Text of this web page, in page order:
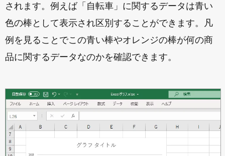
されます。例えば「自転車」に関するデータは青い
色の棒として表示され区別することができます。凡
例を見ることでこの青い棒やオレンジの棒が何の商
品に関するデータなのかを確認できます。